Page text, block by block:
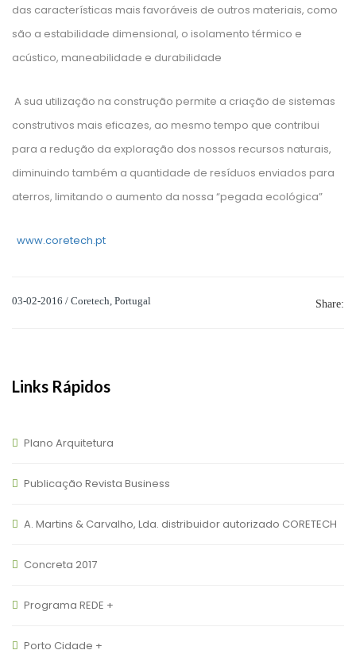
das características mais favoráveis de outros materiais, como
são a estabilidade dimensional, o isolamento térmico e
acústico, maneabilidade e durabilidade
A sua utilização na construção permite a criação de sistemas
construtivos mais eficazes, ao mesmo tempo que contribui
para a redução da exploração dos nossos recursos naturais,
diminuindo também a quantidade de resíduos enviados para
aterros, limitando o aumento da nossa “pegada ecológica”
www.coretech.pt
03-02-2016 / Coretech, Portugal Share:
Links Rápidos
Plano Arquitetura
Publicação Revista Business
A. Martins & Carvalho, Lda. distribuidor autorizado CORETECH
Concreta 2017
Programa REDE +
Porto Cidade +